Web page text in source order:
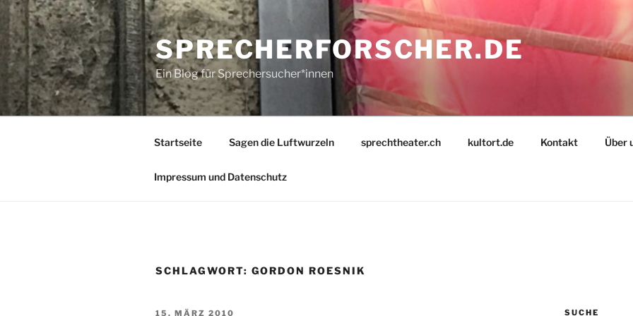
Zum
Inhalt
springen
SPRECHERFORSCHER.DE
Ein Blog für Sprechersucher*innen
Startseite Sagen die Luftwurzeln sprechtheater.ch kultort.de Kontakt Über
Impressum und Datenschutz
SCHLAGWORT: GORDON ROESNIK
VERÖFFENTLICHT
15. MÄRZ 2010 SUCHE